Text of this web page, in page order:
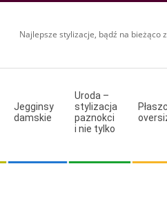
Najlepsze stylizacje, bądź na bieżąco
Jegginsy
damskie
Uroda –
stylizacja
paznokci
i nie tylko